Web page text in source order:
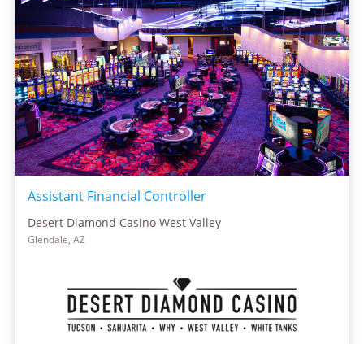
Assistant Financial Controller
Desert Diamond Casino West Valley
Glendale, AZ